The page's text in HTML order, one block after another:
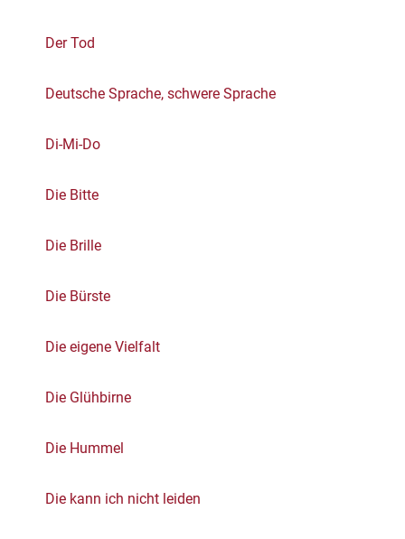
Der Tod
Deutsche Sprache, schwere Sprache
Di-Mi-Do
Die Bitte
Die Brille
Die Bürste
Die eigene Vielfalt
Die Glühbirne
Die Hummel
Die kann ich nicht leiden